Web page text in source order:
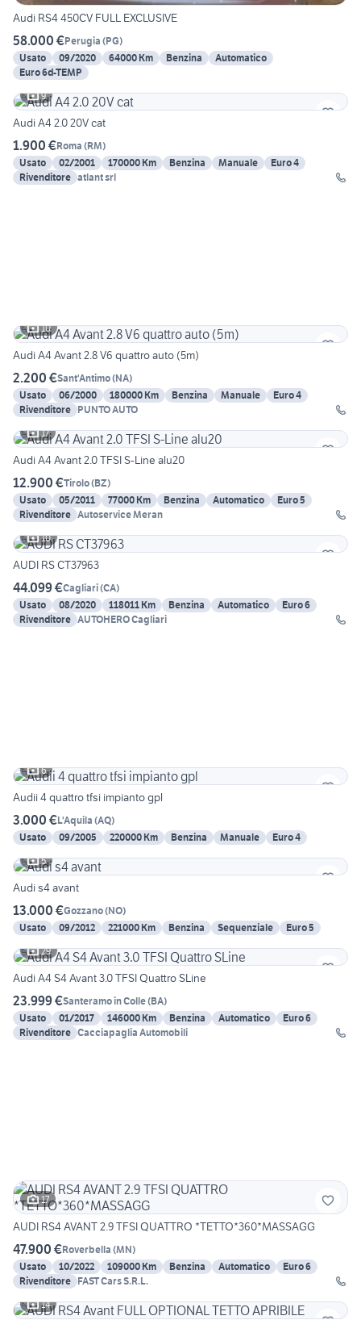
Audi RS4 450CV FULL EXCLUSIVE
58.000 €Perugia (PG)
Usato
09/2020 64000 Km Benzina
Automatico
Euro 6d-TEMP
9
Audi A4 2.0 20V cat
1.900 €Roma (RM)
Usato
02/2001 170000 Km Benzina Manuale
Euro 4
Rivenditore atlant srl
10
Audi A4 Avant 2.8 V6 quattro auto (5m)
2.200 €Sant'Antimo(NA)
Usato
06/2000 180000 Km Benzina Manuale
Euro 4
Rivenditore PUNTO AUTO
17
Audi A4 Avant 2.0 TFSI S-Line alu20
12.900 €Tirolo(BZ)
Usato
05/2011 77000 Km Benzina Automatico
Euro 5
Rivenditore Autoservice Meran
10
AUDI RS CT37963
44.099 €Cagliari(CA)
Usato
08/2020 118011 Km Benzina Automatico
Euro 6
Rivenditore AUTOHERO Cagliari
6
Audii 4 quattro tfsi impianto gpl
3.000 €L'Aquila (AQ)
Usato
09/2005 220000 Km Benzina Manuale
Euro 4
5
Audi s4 avant
13.000 €Gozzano(NO)
Usato
09/2012 221000 Km Benzina Sequenziale
Euro 5
29
Audi A4 S4 Avant 3.0 TFSI Quattro SLine
23.999 €Santeramo in Colle(BA)
Usato
01/2017 146000 Km Benzina Automatico
Euro 6
Rivenditore Cacciapaglia Automobili
17
AUDI RS4 AVANT 2.9 TFSI QUATTRO *TETTO*360*MASSAGG
47.900 €Roverbella (MN)
Usato
10/2022 109000 Km Benzina Automatico
Euro 6
Rivenditore FAST Cars S.R.L.
14